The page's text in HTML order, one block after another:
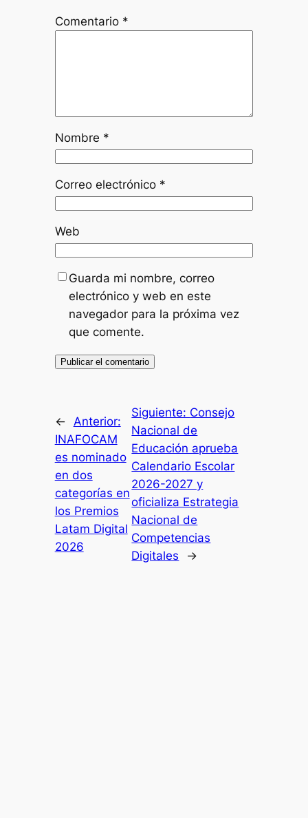
Comentario *
Nombre *
Correo electrónico *
Web
Guarda mi nombre, correo
electrónico y web en este
navegador para la próxima vez
que comente.
←
Anterior:
INAFOCAM
es nominado
en dos
categorías en
los Premios
Latam Digital
2026
Siguiente: Consejo
Nacional de
Educación aprueba
Calendario Escolar
2026-2027 y
oficializa Estrategia
Nacional de
Competencias
Digitales
→